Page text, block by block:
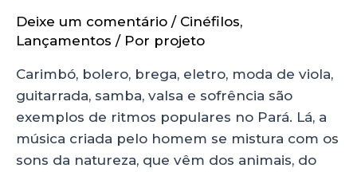
Deixe um comentário / Cinéfilos,
Lançamentos / Por projeto
Carimbó, bolero, brega, eletro, moda de viola,
guitarrada, samba, valsa e sofrência são
exemplos de ritmos populares no Pará. Lá, a
música criada pelo homem se mistura com os
sons da natureza, que vêm dos animais, do